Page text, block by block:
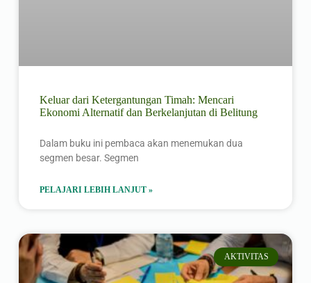
Keluar dari Ketergantungan Timah: Mencari
Ekonomi Alternatif dan Berkelanjutan di Belitung
Dalam buku ini pembaca akan menemukan dua
segmen besar. Segmen
PELAJARI LEBIH LANJUT »
AKTIVITAS